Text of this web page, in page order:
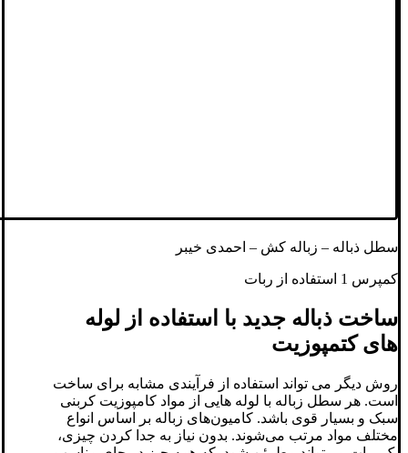
سطل ذباله – زباله کش – احمدی خیبر
کمپرس 1 استفاده از ربات
ساخت ذباله جدید با استفاده از لوله
های کتمپوزیت
روش دیگر می تواند استفاده از فرآیندی مشابه برای ساخت
است. هر سطل زباله با لوله هایی از مواد کامپوزیت کربنی
سبک و بسیار قوی باشد. کامیون‌های زباله بر اساس انواع
مختلف مواد مرتب می‌شوند. بدون نیاز به جدا کردن چیزی،